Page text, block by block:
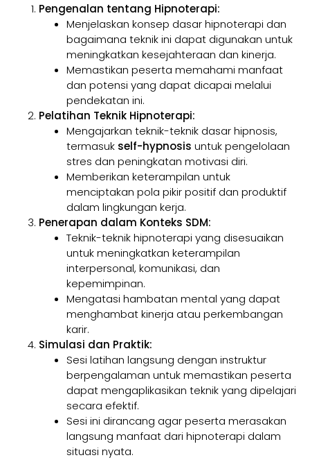
Pengenalan tentang Hipnoterapi:
Menjelaskan konsep dasar hipnoterapi dan
bagaimana teknik ini dapat digunakan untuk
meningkatkan kesejahteraan dan kinerja.
Memastikan peserta memahami manfaat
dan potensi yang dapat dicapai melalui
pendekatan ini.
Pelatihan Teknik Hipnoterapi:
Mengajarkan teknik-teknik dasar hipnosis,
termasuk self-hypnosis untuk pengelolaan
stres dan peningkatan motivasi diri.
Memberikan keterampilan untuk
menciptakan pola pikir positif dan produktif
dalam lingkungan kerja.
Penerapan dalam Konteks SDM:
Teknik-teknik hipnoterapi yang disesuaikan
untuk meningkatkan keterampilan
interpersonal, komunikasi, dan
kepemimpinan.
Mengatasi hambatan mental yang dapat
menghambat kinerja atau perkembangan
karir.
Simulasi dan Praktik:
Sesi latihan langsung dengan instruktur
berpengalaman untuk memastikan peserta
dapat mengaplikasikan teknik yang dipelajari
secara efektif.
Sesi ini dirancang agar peserta merasakan
langsung manfaat dari hipnoterapi dalam
situasi nyata.